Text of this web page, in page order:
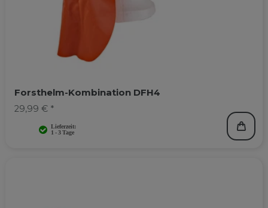
Forsthelm-Kombination DFH4
29,99 € *